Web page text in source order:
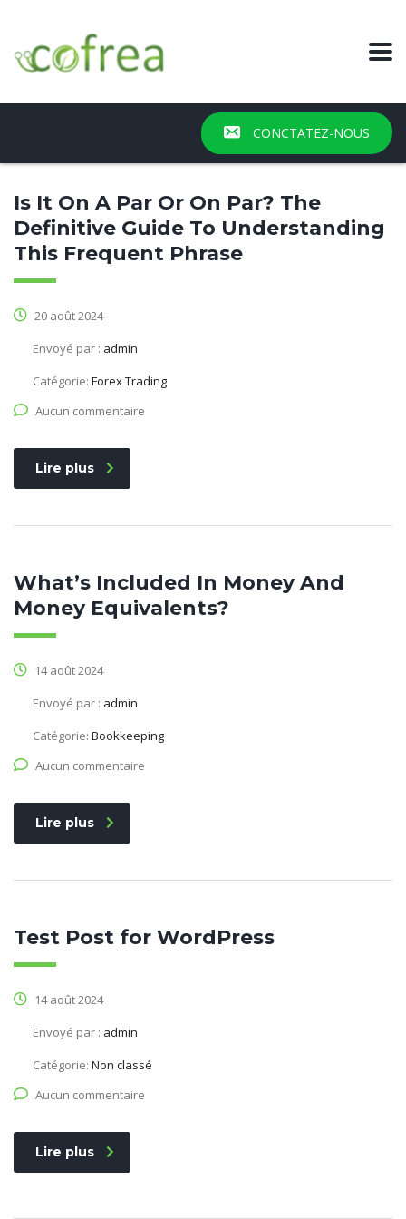
CONCTATEZ-NOUS
Is It On A Par Or On Par? The
Definitive Guide To Understanding
This Frequent Phrase
20 août 2024
Envoyé par : admin
Catégorie: Forex Trading
Aucun commentaire
Lire plus
What’s Included In Money And
Money Equivalents?
14 août 2024
Envoyé par : admin
Catégorie: Bookkeeping
Aucun commentaire
Lire plus
Test Post for WordPress
14 août 2024
Envoyé par : admin
Catégorie: Non classé
Aucun commentaire
Lire plus